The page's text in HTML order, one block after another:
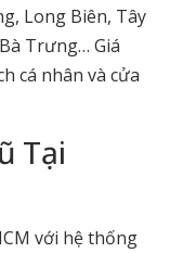
Long Biên, Tây
Trưng… Giá
cá nhân và cửa
Tại
với hệ thống